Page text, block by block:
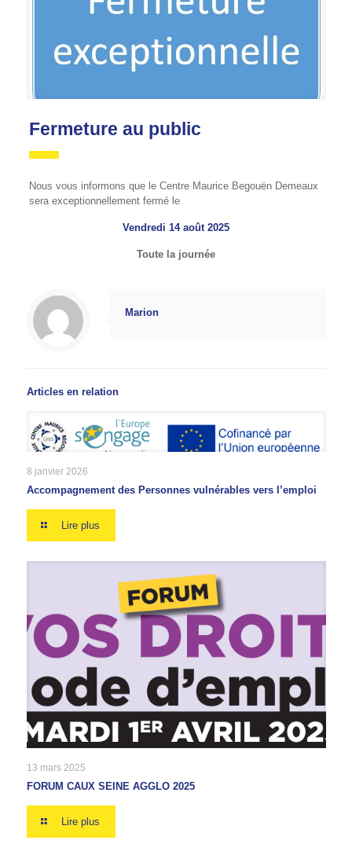
Fermeture au public
Nous vous informons que le Centre Maurice Begouën Demeaux
sera exceptionnellement fermé le
Vendredi 14 août 2025
Toute la journée
Marion
Articles en relation
8 janvier 2026
Accompagnement des Personnes vulnérables vers l’emploi
Lire plus
13 mars 2025
FORUM CAUX SEINE AGGLO 2025
Lire plus